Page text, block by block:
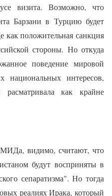
визита. Возможно, что
Барзани в Турцию будет
положительная санкция
стороны. Но откуда
поведение мировой
интересов,
расматривала как крайне
видимо, считают, что
будут восприняты в
сепаратизма". Но тогда
реалиях Ирака, который